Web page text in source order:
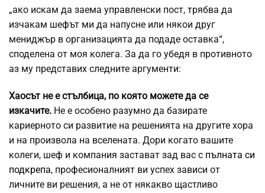
„ако искам да заема управленски пост, трябва да
изчакам шефът ми да напусне или някои друг
мениджър в организацията да подаде оставка“,
споделена от моя колега. За да го убедя в противното
аз му представих следните аргументи:
Хаосът не е стълбица, по която можете да се
изкачите. Не е особено разумно да базирате
кариерното си развитие на решенията на другите хора
и на произвола на вселената. Дори когато вашите
колеги, шеф и компания застават зад вас с пълната си
подкрепа, професионалният ви успех зависи от
личните ви решения, а не от някакво щастливо